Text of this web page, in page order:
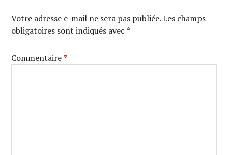
Votre adresse e-mail ne sera pas publiée. Les champs
obligatoires sont indiqués avec*
Commentaire*